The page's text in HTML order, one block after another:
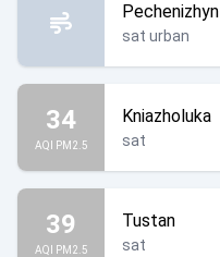
Pechenizhyn
sat urban
34
AQI PM2.5
Kniazholuka
sat
39
AQI PM2.5
Tustan
sat